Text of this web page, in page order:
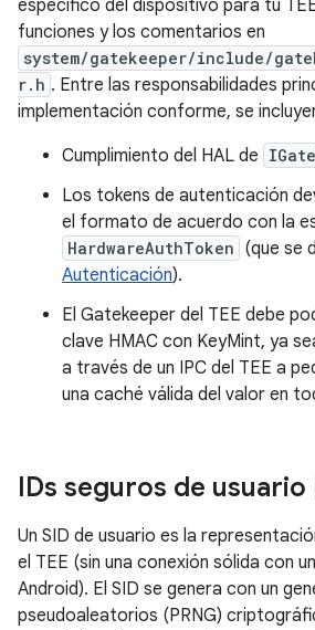
específico del dispositivo para tu
funciones y los comentarios en
system/gatekeeper/include/
r.h . Entre las responsabilidades
implementación conforme, se
Cumplimiento del HAL de
Los tokens de autenticación
el formato de acuerdo con la
HardwareAuthToken (que se
Autenticación).
El Gatekeeper del TEE debe
clave HMAC con KeyMint, ya
a través de un IPC del TEE a
una caché válida del valor en
IDs seguros de usuario
Un SID de usuario es la
el TEE (sin una conexión sólida con
Android). El SID se genera con un
pseudoaleatorios (PRNG)